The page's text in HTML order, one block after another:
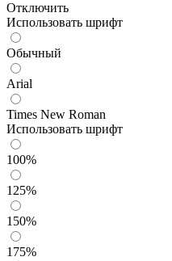
Отключить
Использовать шрифт
Обычный
Arial
Times New Roman
Использовать шрифт
100%
125%
150%
175%